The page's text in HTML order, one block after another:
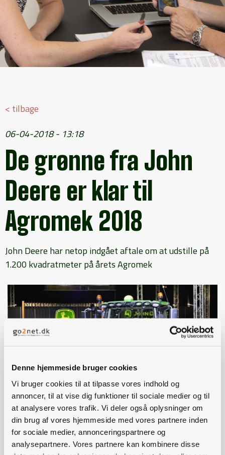
Denne hjemmeside bruger cookies
Vi bruger cookies til at tilpasse vores indhold og
annoncer, til at vise dig funktioner til sociale medier og til
at analysere vores trafik. Vi deler også oplysninger om
din brug af vores hjemmeside med vores partnere inden
for sociale medier, annonceringspartnere og
analysepartnere. Vores partnere kan kombinere disse
< tilbage
06-04-2018 - 13:18
De grønne fra John
Deere er klar til
Agromek 2018
John Deere har netop indgået aftale om at udstille på
1.200 kvadratmeter på årets Agromek
De grønne traktorer fra John Deere kommer på
Agromek 2018. John Deere har netop indgået aftale